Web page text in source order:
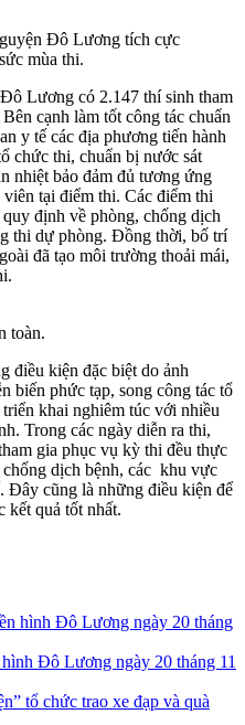
Đô Lương tích cực
mùa thi.
Lương có 2.147 thí sinh tham
cạnh làm tốt công tác chuẩn
y tế các địa phương tiến hành
chức thi, chuẩn bị nước sát
nhiệt bảo đảm đủ tương ứng
tại điểm thi. Các điểm thi
định về phòng, chống dịch
thi dự phòng. Đồng thời, bố trí
đã tạo môi trường thoải mái,
toàn.
điều kiện đặc biệt do ảnh
biến phức tạp, song công tác tổ
khai nghiêm túc với nhiều
Trong các ngày diễn ra thi,
gia phục vụ kỳ thi đều thực
dịch bệnh, các khu vực
Đây cũng là những điều kiện để
kết quả tốt nhất.
Đô Lương ngày 20 tháng 11